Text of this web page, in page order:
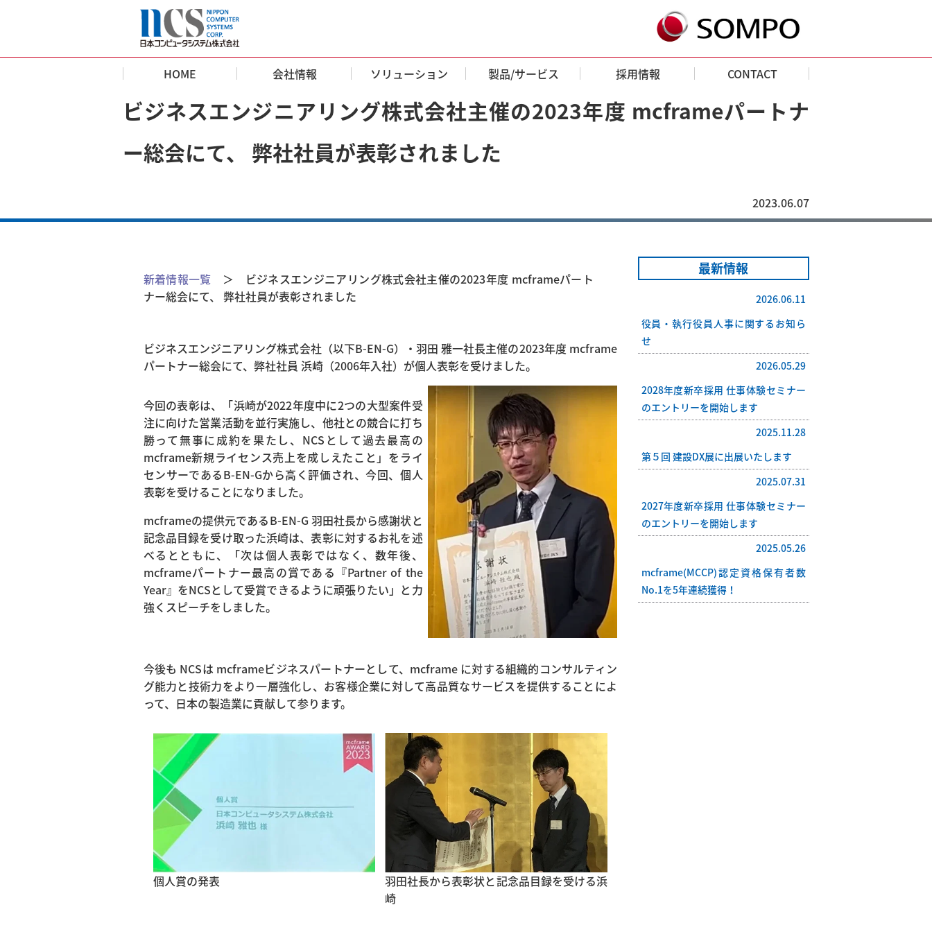
HOME 会社情報 ソリューション 製品/サービス 採用情報 CONTACT
ビジネスエンジニアリング株式会社主催の2023年度 mcframeパートナ
ー総会にて、 弊社社員が表彰されました
2023.06.07
新着情報一覧 ＞ ビジネスエンジニアリング株式会社主催の2023年度 mcframeパート
ナー総会にて、 弊社社員が表彰されました
ビジネスエンジニアリング株式会社（以下B-EN-G）・羽田 雅一社長主催の2023年度 mcframe
パートナー総会にて、弊社社員 浜崎（2006年入社）が個人表彰を受けました。
今回の表彰は、「浜崎が2022年度中に2つの大型案件受
注に向けた営業活動を並行実施し、他社との競合に打ち
勝って無事に成約を果たし、NCSとして過去最高の
mcframe新規ライセンス売上を成しえたこと」をライ
センサーであるB-EN-Gから高く評価され、今回、個人
表彰を受けることになりました。
mcframeの提供元であるB-EN-G 羽田社長から感謝状と
記念品目録を受け取った浜崎は、表彰に対するお礼を述
べるとともに、「次は個人表彰ではなく、数年後、
mcframeパートナー最高の賞である『Partner of the
Year』をNCSとして受賞できるように頑張りたい」と力
強くスピーチをしました。
今後も NCSは mcframeビジネスパートナーとして、mcframe に対する組織的コンサルティン
グ能力と技術力をより一層強化し、お客様企業に対して高品質なサービスを提供することによ
って、日本の製造業に貢献して参ります。
個人賞の発表
羽田社長から表彰状と記念品目録を受ける浜
崎
最新情報
2026.06.11
役員・執行役員人事に関するお知ら
せ
2026.05.29
2028年度新卒採用 仕事体験セミナー
のエントリーを開始します
2025.11.28
第５回 建設DX展に出展いたします
2025.07.31
2027年度新卒採用 仕事体験セミナー
のエントリーを開始します
2025.05.26
mcframe(MCCP)認定資格保有者数
No.1を5年連続獲得！